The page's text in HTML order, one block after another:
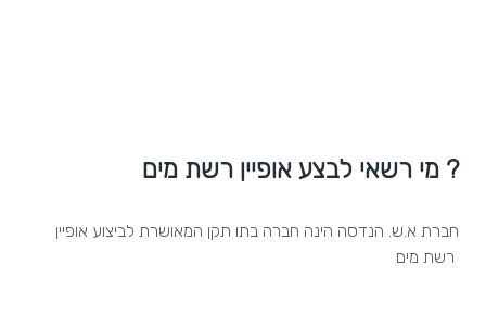
מי רשאי לבצע אופיין רשת מים ?
חברת א.ש. הנדסה הינה חברה בתו תקן המאושרת לביצוע אופיין